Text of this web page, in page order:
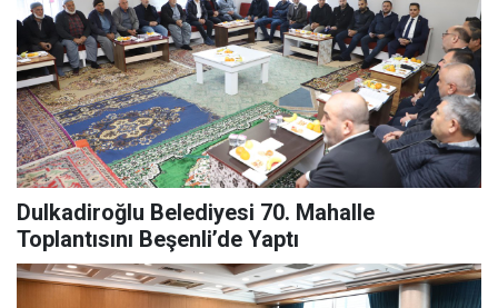
Dulkadiroğlu Belediyesi 70. Mahalle
Toplantısını Beşenli’de Yaptı